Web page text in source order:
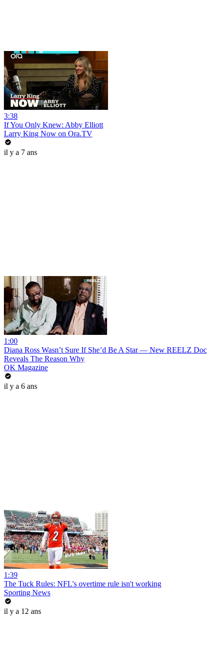
3:38
If You Only Knew: Abby Elliott
Larry King Now on Ora.TV
il y a 7 ans
1:00
Diana Ross Wasn’t Sure If She’d Be A Star — New REELZ Doc
Reveals The Reason Why
OK Magazine
il y a 6 ans
1:39
The Tuck Rules: NFL's overtime rule isn't working
Sporting News
il y a 12 ans